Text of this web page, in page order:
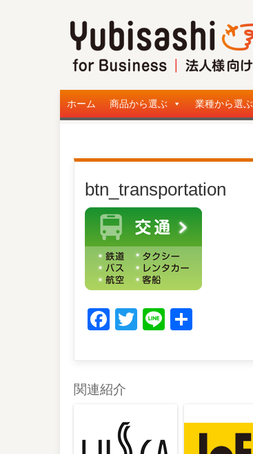
ホーム 商品から選ぶ 業種から選ぶ
btn_transportation
Facebook
Twitter
Line
関連紹介